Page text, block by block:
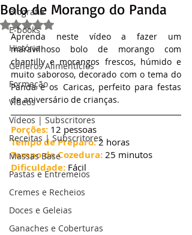
Biografia
E-books
História
Géneros Alimentícios
Formação
Vídeos
Vídeos | Subscritores
Receitas | Subscritores
Massas Base
Pastas e Entremeios
Cremes e Recheios
Doces e Geleias
Ganaches e Coberturas
Bolo de Morango do Panda
Avaliado com NaN de 5 estrelas.
Aprenda neste vídeo a fazer um
maravilhoso bolo de morango com
chantilly e morangos frescos, húmido e
muito saboroso, decorado com o tema do
Panda e os Caricas, perfeito para festas
de aniversário de crianças.
Porções: 12 pessoas
Tempo de Preparo: 2 horas
Tempo de Cozedura: 25 minutos
Dificuldade: Fácil